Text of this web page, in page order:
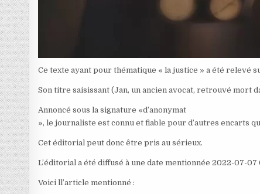
Ce texte ayant pour thématique « la justice » a été relevé
Son titre saisissant (Jan, un ancien avocat, retrouvé mort
Annoncé sous la signature «d’anonymat
», le journaliste est connu et fiable pour d’autres encarts
Cet éditorial peut donc être pris au sérieux.
L’éditorial a été diffusé à une date mentionnée 2022-07-07
Voici ll’article mentionné :